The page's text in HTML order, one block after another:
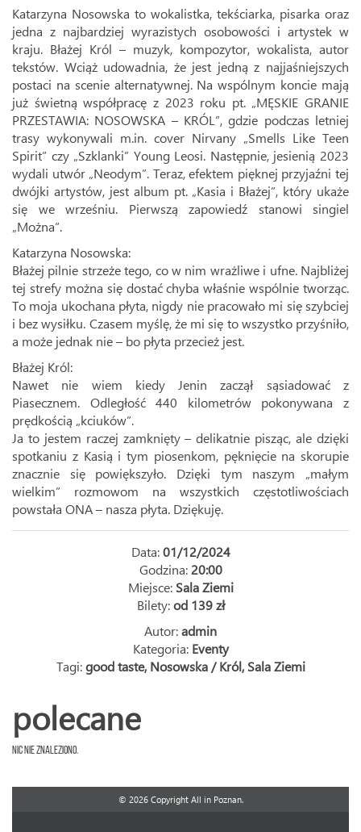
Katarzyna Nosowska to wokalistka, tekściarka, pisarka oraz
jedna z najbardziej wyrazistych osobowości i artystek w
kraju. Błażej Król – muzyk, kompozytor, wokalista, autor
tekstów. Wciąż udowadnia, że jest jedną z najjaśniejszych
postaci na scenie alternatywnej. Na wspólnym koncie mają
już świetną współpracę z 2023 roku pt. „MĘSKIE GRANIE
PRZESTAWIA: NOSOWSKA – KRÓL”, gdzie podczas letniej
trasy wykonywali m.in. cover Nirvany „Smells Like Teen
Spirit” czy „Szklanki” Young Leosi. Następnie, jesienią 2023
wydali utwór „Neodym”. Teraz, efektem pięknej przyjaźni tej
dwójki artystów, jest album pt. „Kasia i Błażej”, który ukaże
się we wrześniu. Pierwszą zapowiedź stanowi singiel
„Można”.
Katarzyna Nosowska:
Błażej pilnie strzeże tego, co w nim wrażliwe i ufne. Najbliżej
tej strefy można się dostać chyba właśnie wspólnie tworząc.
To moja ukochana płyta, nigdy nie pracowało mi się szybciej
i bez wysiłku. Czasem myślę, że mi się to wszystko przyśniło,
a może jednak nie – bo płyta przecież jest.
Błażej Król:
Nawet nie wiem kiedy Jenin zaczął sąsiadować z
Piasecznem. Odległość 440 kilometrów pokonywana z
prędkością „kciuków”.
Ja to jestem raczej zamknięty – delikatnie pisząc, ale dzięki
spotkaniu z Kasią i tym piosenkom, pęknięcie na skorupie
znacznie się powiększyło. Dzięki tym naszym „małym
wielkim” rozmowom na wszystkich częstotliwościach
powstała ONA – nasza płyta. Dziękuję.
Data:01/12/2024
Godzina: 20:00
Miejsce: Sala Ziemi
Bilety:od 139 zł
Autor:admin
Kategoria: Eventy
Tagi:good taste, Nosowska / Król, Sala Ziemi
polecane
Nic nie znaleziono.
© 2026 Copyright All in Poznan.